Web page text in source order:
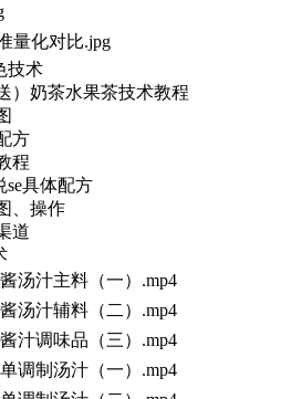
量化对比.jpg
技术
）奶茶水果茶技术教程
方
程
se具体配方
、操作
道
酱汤汁主料（一）.mp4
酱汤汁辅料（二）.mp4
酱汁调味品（三）.mp4
单调制汤汁（一）.mp4